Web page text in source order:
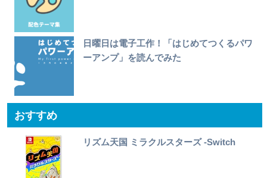
日曜日は電子工作！「はじめてつくるパワ
ーアンプ」を読んでみた
おすすめ
リズム天国 ミラクルスターズ -Switch